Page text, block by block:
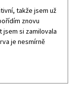
takže jsem už
znovu
jsem si zamilovala
je nesmírně